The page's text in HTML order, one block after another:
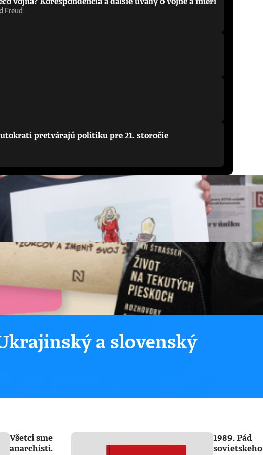
Freud
pretvárajú politiku pre 21. storočie
a slovenský
Všetci sme
anarchisti.
1989. Pád
sovietskeho